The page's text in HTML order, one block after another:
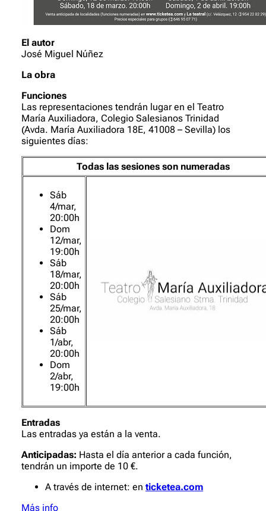
El autor
José Miguel Núñez
La obra
Funciones
Las representaciones tendrán lugar en el Teatro
María Auxiliadora, Colegio Salesianos Trinidad
(Avda. María Auxiliadora 18E, 41008 – Sevilla) los
siguientes días:
Todas las sesiones son numeradas
Sáb
4/mar,
20:00h
Dom
12/mar,
19:00h
Sáb
18/mar,
20:00h
Sáb
25/mar,
20:00h
Sáb
1/abr,
20:00h
Dom
2/abr,
19:00h
Entradas
Las entradas ya están a la venta.
Anticipadas: Hasta el día anterior a cada función,
tendrán un importe de 10 €.
A través de internet: en ticketea.com
Más info